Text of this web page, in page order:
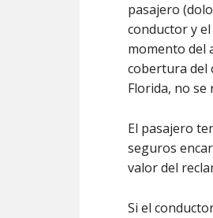
pasajero
conductor y
momento del
cobertura del
Florida, no
El pasajero
seguros
valor del
Si el